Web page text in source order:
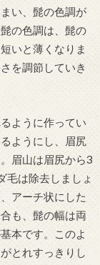
い、髭の色調が
の色調は、髭の
いと薄くなりま
を調節していき
ように作ってい
ようにし、眉尻
眉山は眉尻から3
毛は除去しましょ
アーチ状にした
も、髭の幅は両
本です。このよ
とれすっきりし